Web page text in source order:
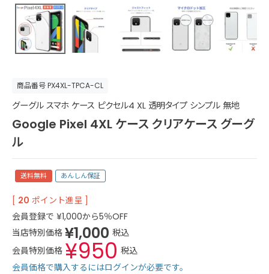
商品番号PX4XL-TPCA-CL
グーグル スマホ ケース ピクセル4 XL 透明タイプ シンプル 無地
Google Pixel 4XL ケース クリアケース グーグ
ル
送料無料 あんしん保証
[ 20 ポイント進呈 ]
会員登録で ¥1,000から5％OFF
当店特別価格 ¥1,000 税込
会員特別価格 ¥950 税込
会員価格で購入するにはログインが必要です。